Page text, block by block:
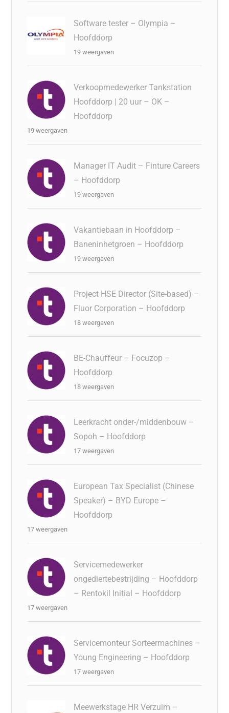
Software tester – Olympia –
Hoofddorp
19 weergaven
Verkoopmedewerker Tankstation
Hoofddorp | 20 uur – OK –
Hoofddorp
19 weergaven
Manager IT Audit – Finture Careers
– Hoofddorp
19 weergaven
Vakantiebaan in Hoofddorp –
Baneninhetgroen – Hoofddorp
19 weergaven
Project HSE Director (Site-based) –
Fluor Corporation – Hoofddorp
18 weergaven
BE-Chauffeur – Focuzop –
Hoofddorp
18 weergaven
Leerkracht onder-/middenbouw –
Sopoh – Hoofddorp
17 weergaven
European Tax Specialist (Chinese
Speaker) – BYD Europe –
Hoofddorp
17 weergaven
Servicemedewerker
ongediertebestrijding – Hoofddorp
– Rentokil Initial – Hoofddorp
17 weergaven
Servicemonteur Sorteermachines –
Young Engineering – Hoofddorp
17 weergaven
Meewerkstage HR Verzuim –